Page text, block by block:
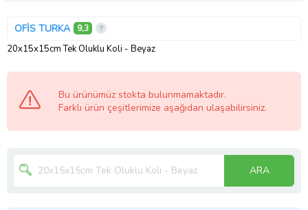
OFİS TURKA 9,3
20x15x15cm Tek Oluklu Koli - Beyaz
Bu ürünümüz stokta bulunmamaktadır.
Farklı ürün çeşitlerimize aşağıdan ulaşabilirsiniz.
ARA